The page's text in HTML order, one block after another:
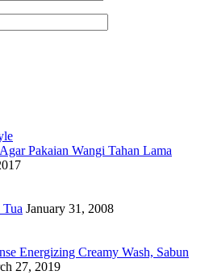
Pakaian Wangi Tahan Lama
January 31, 2008
Energizing Creamy Wash, Sabun
27, 2019